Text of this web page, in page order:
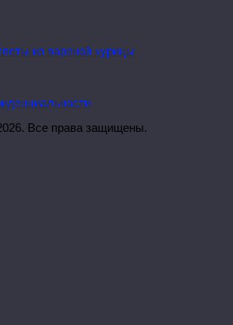
из вареной курицы
Все права защищены.